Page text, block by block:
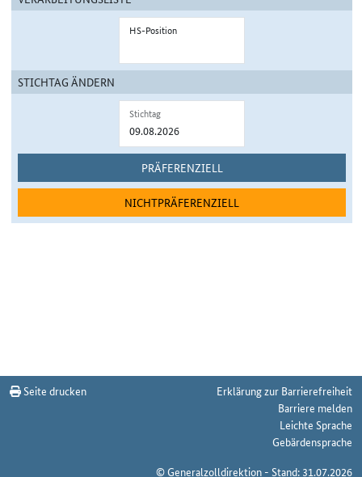
HS-Position
STICHTAG ÄNDERN
Stichtag
PRÄFERENZIELL
NICHTPRÄFERENZIELL
Seite drucken
Erklärung zur Barrierefreiheit
Barriere melden
Leichte Sprache
Gebärdensprache
© Generalzolldirektion - Stand: 31.07.2026